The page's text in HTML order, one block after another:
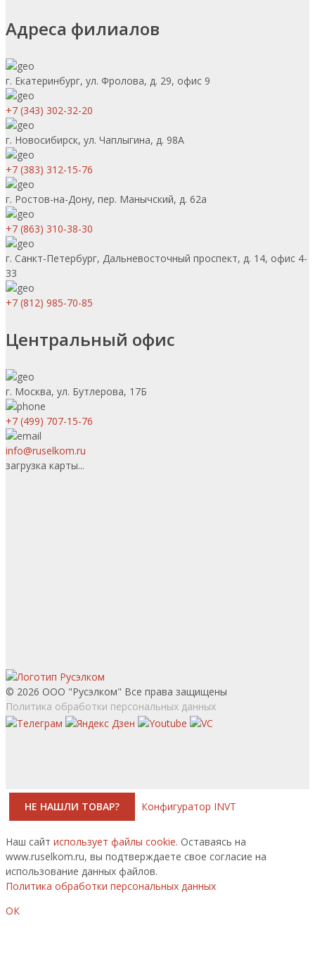
Адреса филиалов
г. Екатеринбург, ул. Фролова, д. 29, офис 9
+7 (343) 302-32-20
г. Новосибирск, ул. Чаплыгина, д. 98А
+7 (383) 312-15-76
г. Ростов-на-Дону, пер. Манычский, д. 62а
+7 (863) 310-38-30
г. Санкт-Петербург, Дальневосточный проспект, д. 14, офис 4-
33
+7 (812) 985-70-85
Центральный офис
г. Москва, ул. Бутлерова, 17Б
+7 (499) 707-15-76
info@ruselkom.ru
загрузка карты...
© 2026 ООО "Русэлком" Все права защищены
Политика обработки персональных данных
НЕ НАШЛИ ТОВАР? Конфигуратор INVT
Наш сайт использует файлы cookie. Оставаясь на
www.ruselkom.ru, вы подтверждаете свое согласие на
использование данных файлов.
Политика обработки персональных данных
ОК